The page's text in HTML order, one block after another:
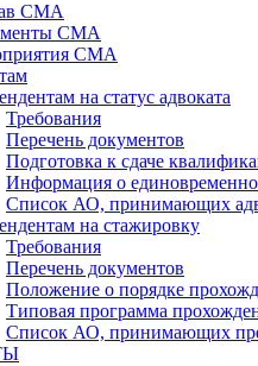
СМА
СМА
СМА
на статус адвоката
Требования
Перечень документов
Подготовка к сдаче
Информация о
Список АО, принимающих
на стажировку
Требования
Перечень документов
Положение о порядке
Типовая программа
Список АО, принимающих